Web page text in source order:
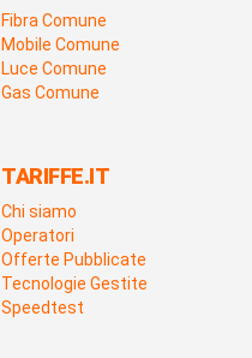
Fibra Comune
Mobile Comune
Luce Comune
Gas Comune
TARIFFE.IT
Chi siamo
Operatori
Offerte Pubblicate
Tecnologie Gestite
Speedtest